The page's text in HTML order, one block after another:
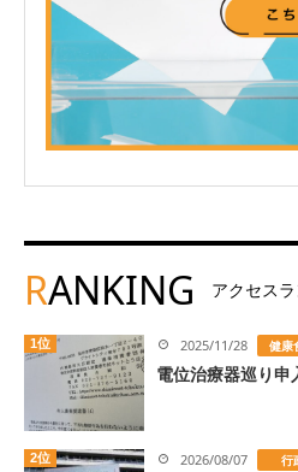
RANKING アクセス
1位 2025/11/28 健康
電位治療器巡り申
2位 2026/08/07 行